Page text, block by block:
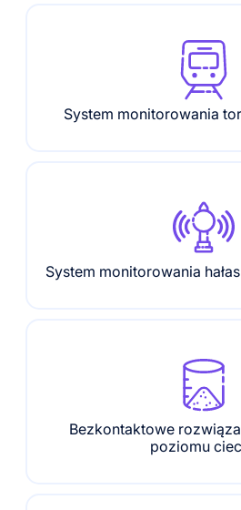
System monitorowania
System monitorowania
Bezkontaktowe
poziomu